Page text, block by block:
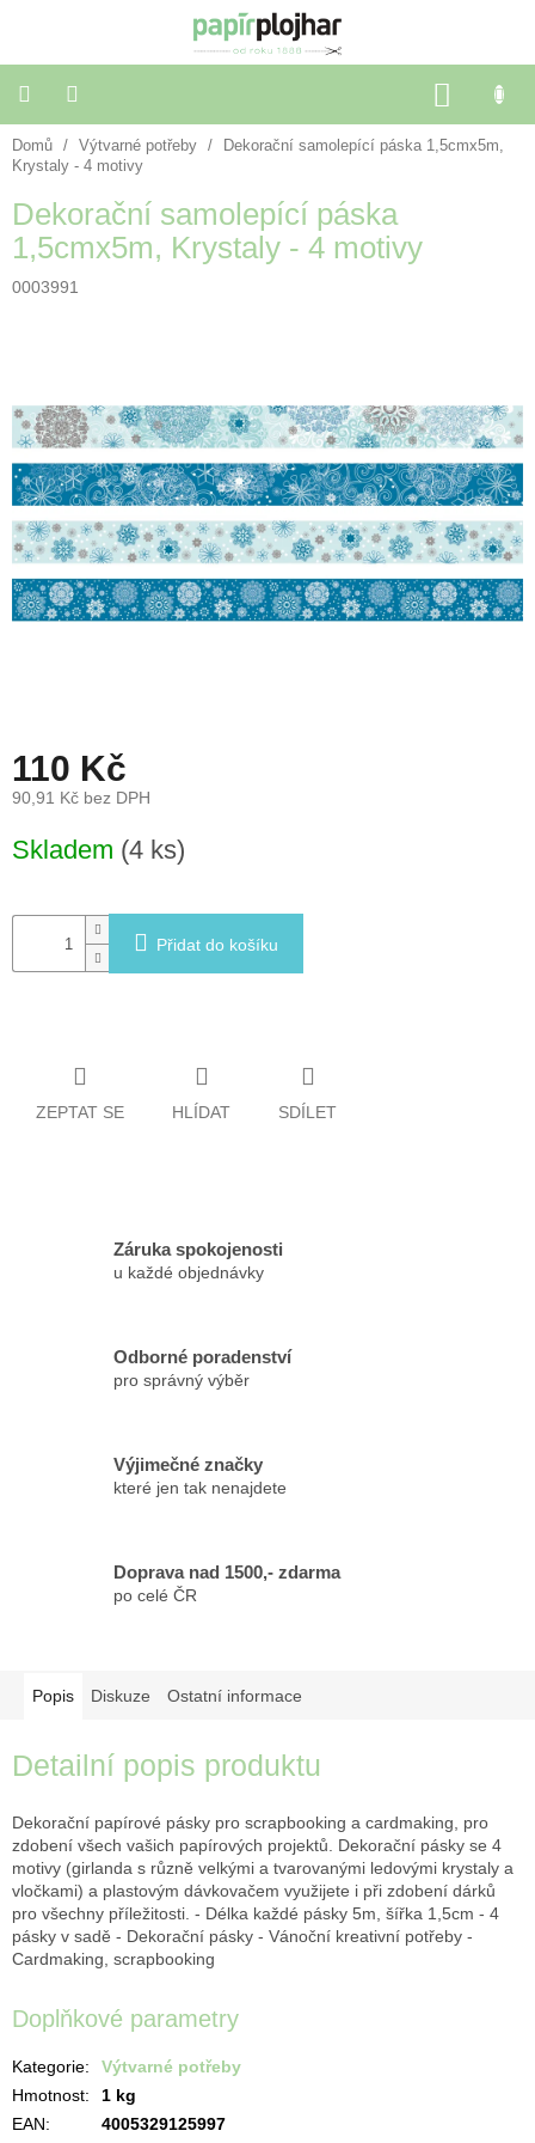
KOŠÍK
Balení
dárků
Dekorace
doplňky
Výtvarné
potřeby
🌈
Festivalové
léto
České
značky
Novinky
Prodejny
Domů / Výtvarné potřeby /
Dekorační samolepící páska 1,5cmx5m,
Krystaly - 4 motivy
Dekorační samolepící páska
1,5cmx5m, Krystaly - 4 motivy
0003991
110 Kč
90,91 Kč bez DPH
cena:
Skladem (4 ks)
Přidat do košíku
ZEPTAT SE HLÍDAT SDÍLET
Záruka spokojenosti
u každé objednávky
Odborné poradenství
pro správný výběr
Výjimečné značky
které jen tak nenajdete
Doprava nad 1500,- zdarma
po celé ČR
Popis Diskuze Ostatní informace
Detailní popis produktu
Dekorační papírové pásky pro scrapbooking a cardmaking, pro
zdobení všech vašich papírových projektů. Dekorační pásky se 4
motivy (girlanda s různě velkými a tvarovanými ledovými krystaly a
vločkami) a plastovým dávkovačem využijete i při zdobení dárků
pro všechny příležitosti. - Délka každé pásky 5m, šířka 1,5cm - 4
pásky v sadě - Dekorační pásky - Vánoční kreativní potřeby -
Cardmaking, scrapbooking
Doplňkové parametry
Kategorie:
Výtvarné potřeby
Hmotnost:
1 kg
EAN:
4005329125997